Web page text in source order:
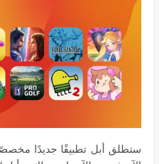
ستطلق أبل تطبيقًا جديدًا